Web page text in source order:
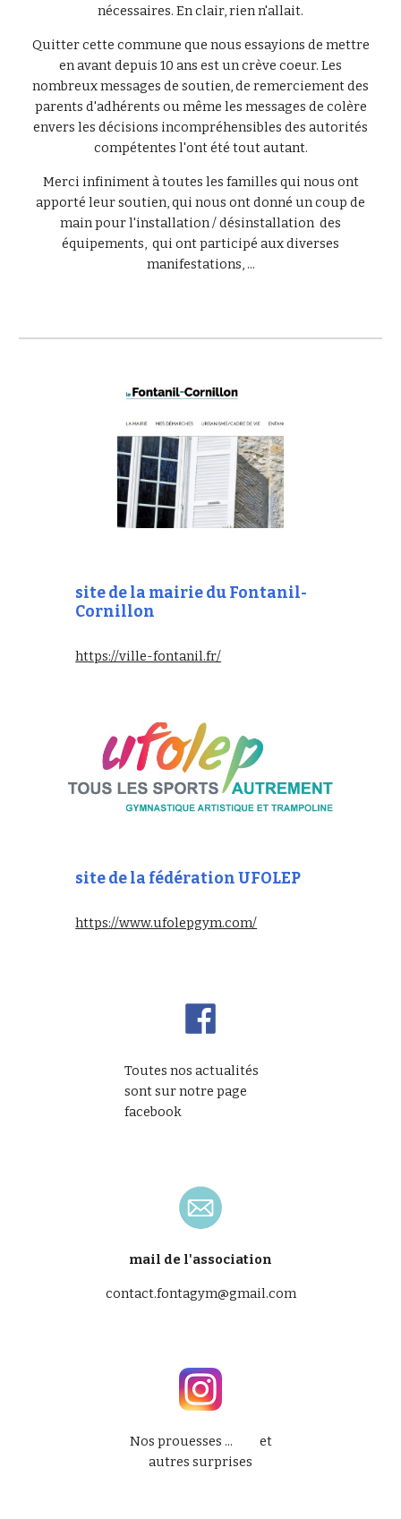
nécessaires. En clair, rien n'allait.
Quitter cette commune que nous essayions de mettre
en avant depuis 10 ans est un crève coeur. Les
nombreux messages de soutien, de remerciement des
parents d'adhérents ou même les messages de colère
envers les décisions incompréhensibles des autorités
compétentes l'ont été tout autant.
Merci infiniment à toutes les familles qui nous ont
apporté leur soutien, qui nous ont donné un coup de
main pour l'installation / désinstallation des
équipements, qui ont participé aux diverses
manifestations, ...
site de la mairie du Fontanil-
Cornillon
https://ville-fontanil.fr/
site de la fédération UFOLEP
https://www.ufolepgym.com/
Toutes nos actualités
sont sur notre page
facebook
mail de l'association
contact.fontagym@gmail.com
Nos prouesses ... et
autres surprises